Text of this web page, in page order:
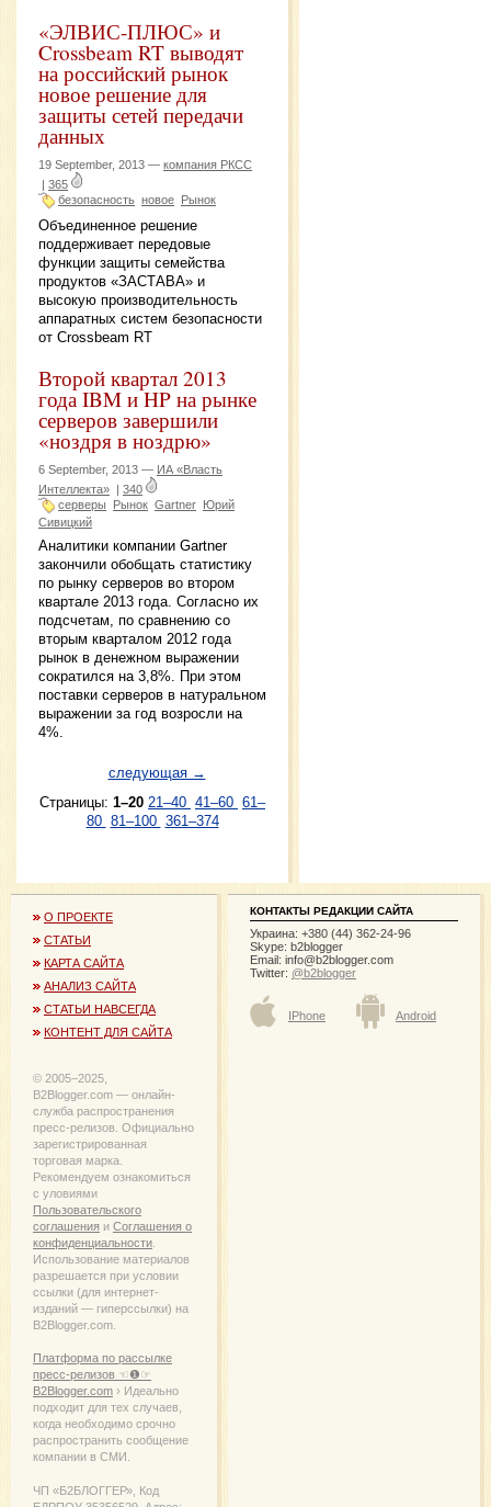
«ЭЛВИС-ПЛЮС» и
Crossbeam RT выводят
на российский рынок
новое решение для
защиты сетей передачи
данных
19 September, 2013 — компания РКСС
| 365
безопасность новое Рынок
Объединенное решение
поддерживает передовые
функции защиты семейства
продуктов «ЗАСТАВА» и
высокую производительность
аппаратных систем безопасности
от Crossbeam RT
Второй квартал 2013
года IBM и HP на рынке
серверов завершили
«ноздря в ноздрю»
6 September, 2013 — ИА «Власть
Интеллекта» | 340
серверы
Рынок Gartner Юрий
Сивицкий
Аналитики компании Gartner
закончили обобщать статистику
по рынку серверов во втором
квартале 2013 года. Согласно их
подсчетам, по сравнению со
вторым кварталом 2012 года
рынок в денежном выражении
сократился на 3,8%. При этом
поставки серверов в натуральном
выражении за год возросли на
4%.
следующая →
Страницы: 1–20 21–40 41–60 61–
80 81–100 361–374
О ПРОЕКТЕ
СТАТЬИ
КАРТА САЙТА
АНАЛИЗ САЙТА
СТАТЬИ НАВСЕГДА
КОНТЕНТ ДЛЯ САЙТА
© 2005−2025,
B2Blogger.com — онлайн-
служба распространения
пресс-релизов. Официально
зарегистрированная
торговая марка.
Рекомендуем ознакомиться
с уловиями
Пользовательского
соглашения и Соглашения о
конфиденциальности
Использование материалов
разрешается при условии
ссылки (для интернет-
изданий — гиперссылки) на
B2Blogger.com.
Платформа по рассылке
пресс-релизов ☜❶☞
B2Blogger.com › Идеально
подходит для тех случаев,
когда необходимо срочно
распространить сообщение
компании в СМИ.
ЧП «Б2БЛОГГЕР», Код
КОНТАКТЫ РЕДАКЦИИ САЙТА
Украина: +380 (44) 362-24-96
Skype: b2blogger
Email: info@b2blogger.com
Twitter: @b2blogger
IPhone Android